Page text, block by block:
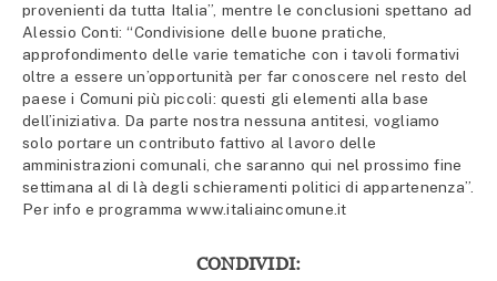
provenienti da tutta Italia”, mentre le conclusioni spettano ad
Alessio Conti: “Condivisione delle buone pratiche,
approfondimento delle varie tematiche con i tavoli formativi
oltre a essere un’opportunità per far conoscere nel resto del
paese i Comuni più piccoli: questi gli elementi alla base
dell’iniziativa. Da parte nostra nessuna antitesi, vogliamo
solo portare un contributo fattivo al lavoro delle
amministrazioni comunali, che saranno qui nel prossimo fine
settimana al di là degli schieramenti politici di appartenenza”.
Per info e programma www.italiaincomune.it
CONDIVIDI: